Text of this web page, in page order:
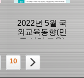
문:161
|
등록일 :
2022/08/11
2022년 5월 국
외교육동향(민
주 시민 교육)
분류명 : 국외교
10